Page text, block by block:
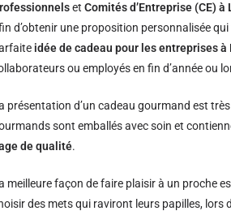
etComités d’Entreprise (CE) à
d’obtenir une proposition personnalisée
idée de cadeau pour les entreprises à
ou employés en fin d’année ou
présentation d’un cadeau gourmand est
sont emballés avec soin et
de qualité.
meilleure façon de faire plaisir à un proche
des mets qui raviront leurs papilles, lors